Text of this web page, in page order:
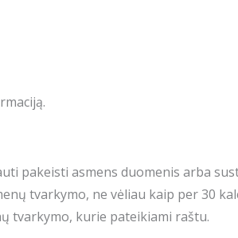
pakeisti asmens duomenis arba
tvarkymo, ne vėliau kaip per 30
tvarkymo, kurie pateikiami raštu.